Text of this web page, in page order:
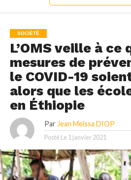
SOCIÉTÉ
L’OMS veille à ce
mesures de
le COVID-19
alors que les
en Éthiopie
Par Jean Meïssa DIOP
Posté Le 1 janvier 2021